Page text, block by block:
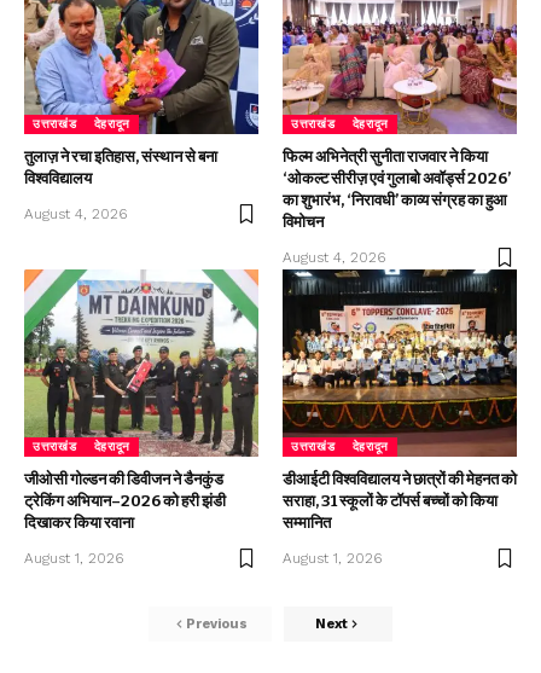
उत्तराखंड देहरादून
तुलाज़ ने रचा इतिहास, संस्थान से बना
विश्वविद्यालय
August 4, 2026
उत्तराखंड देहरादून
फिल्म अभिनेत्री सुनीता राजवार ने किया
‘ओकल्ट सीरीज़ एवं गुलाबो अवॉर्ड्स 2026’
का शुभारंभ, ‘निरावधी’ काव्य संग्रह का हुआ
विमोचन
August 4, 2026
उत्तराखंड देहरादून
जीओसी गोल्डन की डिवीजन ने डैनकुंड
ट्रेकिंग अभियान–2026 को हरी झंडी
दिखाकर किया रवाना
August 1, 2026
उत्तराखंड देहरादून
डीआईटी विश्वविद्यालय ने छात्रों की मेहनत को
सराहा, 31 स्कूलों के टॉपर्स बच्चों को किया
सम्मानित
August 1, 2026
Previous Next